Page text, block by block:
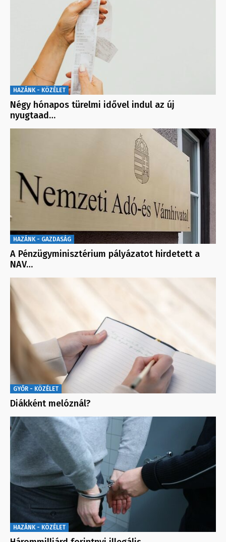
HAZÁNK - KÖZÉLET
Négy hónapos türelmi idővel indul az új
nyugtaad…
HAZÁNK - GAZDASÁG
A Pénzügyminisztérium pályázatot hirdetett a
NAV…
GYŐR - KÖZÉLET
Diákként melóznál?
HAZÁNK - KÖZÉLET